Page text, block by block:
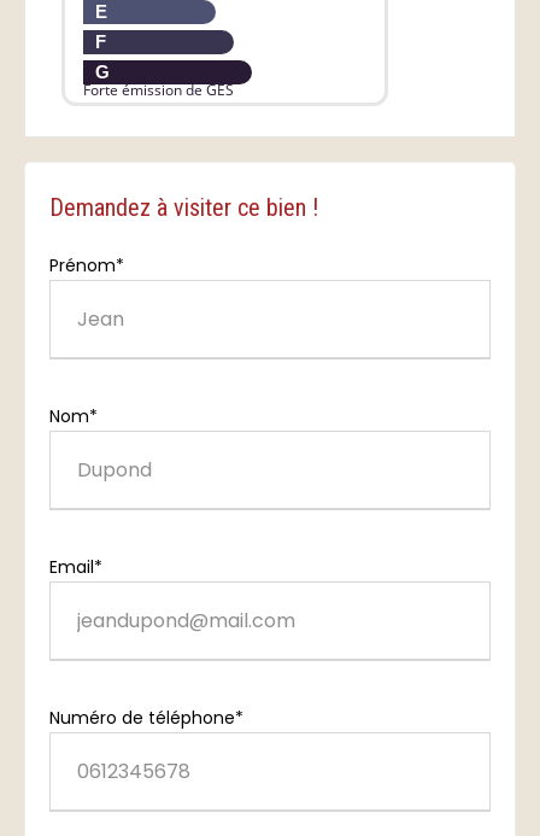
E
F
G
Forte émission de GES
Demandez à visiter ce bien !
Prénom*
Nom*
Email*
Numéro de téléphone*